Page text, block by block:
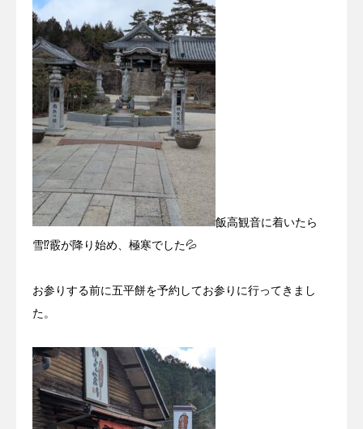
飯高観音に着いたら
雪⁉霰が降り始め、極寒でした💦
お参りする前に五平餅を予約してお参りに行ってきまし
た。